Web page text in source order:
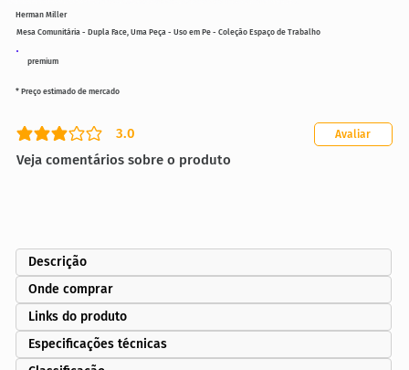
premium
Mesa Comunitária - Dupla Face, Uma Peça - Uso em Pe - Coleção Espaço de Trabalho
3.0
classificação média é 3 de 5
Veja comentários sobre o produto
Avaliar
* Preço estimado de mercado
Herman Miller
Descrição
Onde comprar
Links do produto
Especificações técnicas